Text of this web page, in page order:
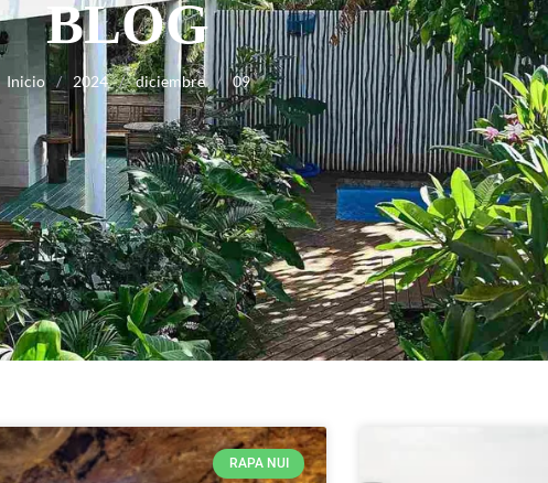
BLOG
Inicio / 2024 / diciembre / 09
RAPA NUI